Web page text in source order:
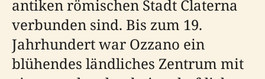
antiken römischen Stadt Claterna
verbunden sind. Bis zum 19.
Jahrhundert war Ozzano ein
blühendes ländliches Zentrum mit